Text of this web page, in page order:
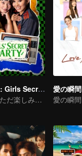
LOVE(X): Girls Secret Party
女の子はただ楽しみたいだけ
愛の瞬間
愛の瞬間